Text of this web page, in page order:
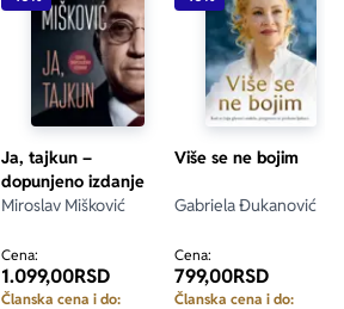
Ja, tajkun –
dopunjeno izdanje
Miroslav Mišković
Cena:
1.099,00RSD
Članska cena i do:
Više se ne bojim
Gabriela Đukanović
Cena:
799,00RSD
Članska cena i do: